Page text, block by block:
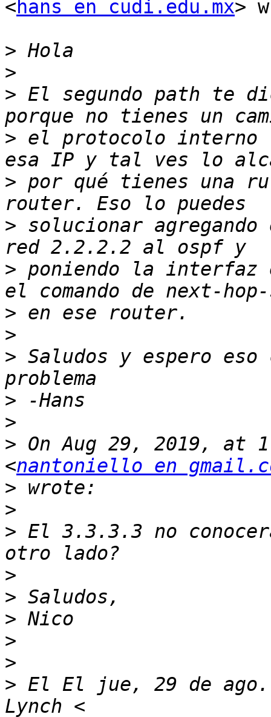
<hans en cudi.edu.mx>
>
>
> El segundo path te
> el protocolo
> por qué tienes una
> solucionar
> poniendo la interfaz
>
>
> Saludos y espero
>
>
> On Aug 29, 2019, at
<nantoniello en
>
>
> El 3.3.3.3 no
>
>
>
>
>
> El El jue, 29 de ago.